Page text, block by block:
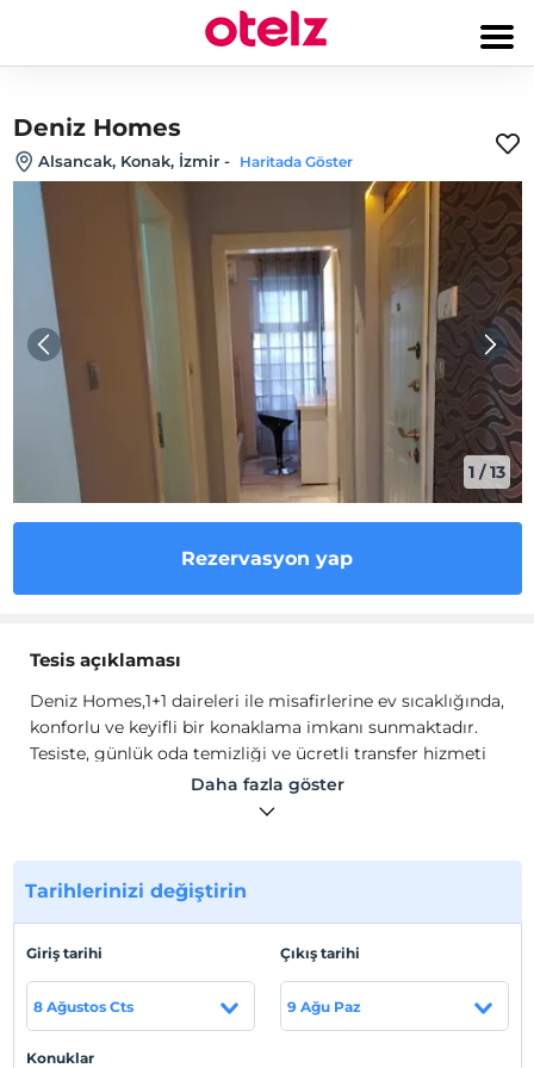
Deniz Homes
Alsancak, Konak, İzmir - Haritada Göster
1 /13
Rezervasyon yap
Tesis açıklaması
Deniz Homes,1+1 daireleri ile misafirlerine ev sıcaklığında,
konforlu ve keyifli bir konaklama imkanı sunmaktadır.
Tesiste, günlük oda temizliği ve ücretli transfer hizmeti
Deniz Homes odalarında; ses yalıtımı, gardırop, TV,
ocak, mutfak, mutfak araç ve gereçleri, yemek takımı,
yemek masası ve ücretsiz banyo malzemeleri
bulunmaktadır.
Tesis lokasyon bilgileri
Daha fazla göster
Tarihlerinizi değiştirin
Giriş tarihi
8 Ağustos Cts
Çıkış tarihi
9 Ağu Paz
Konuklar